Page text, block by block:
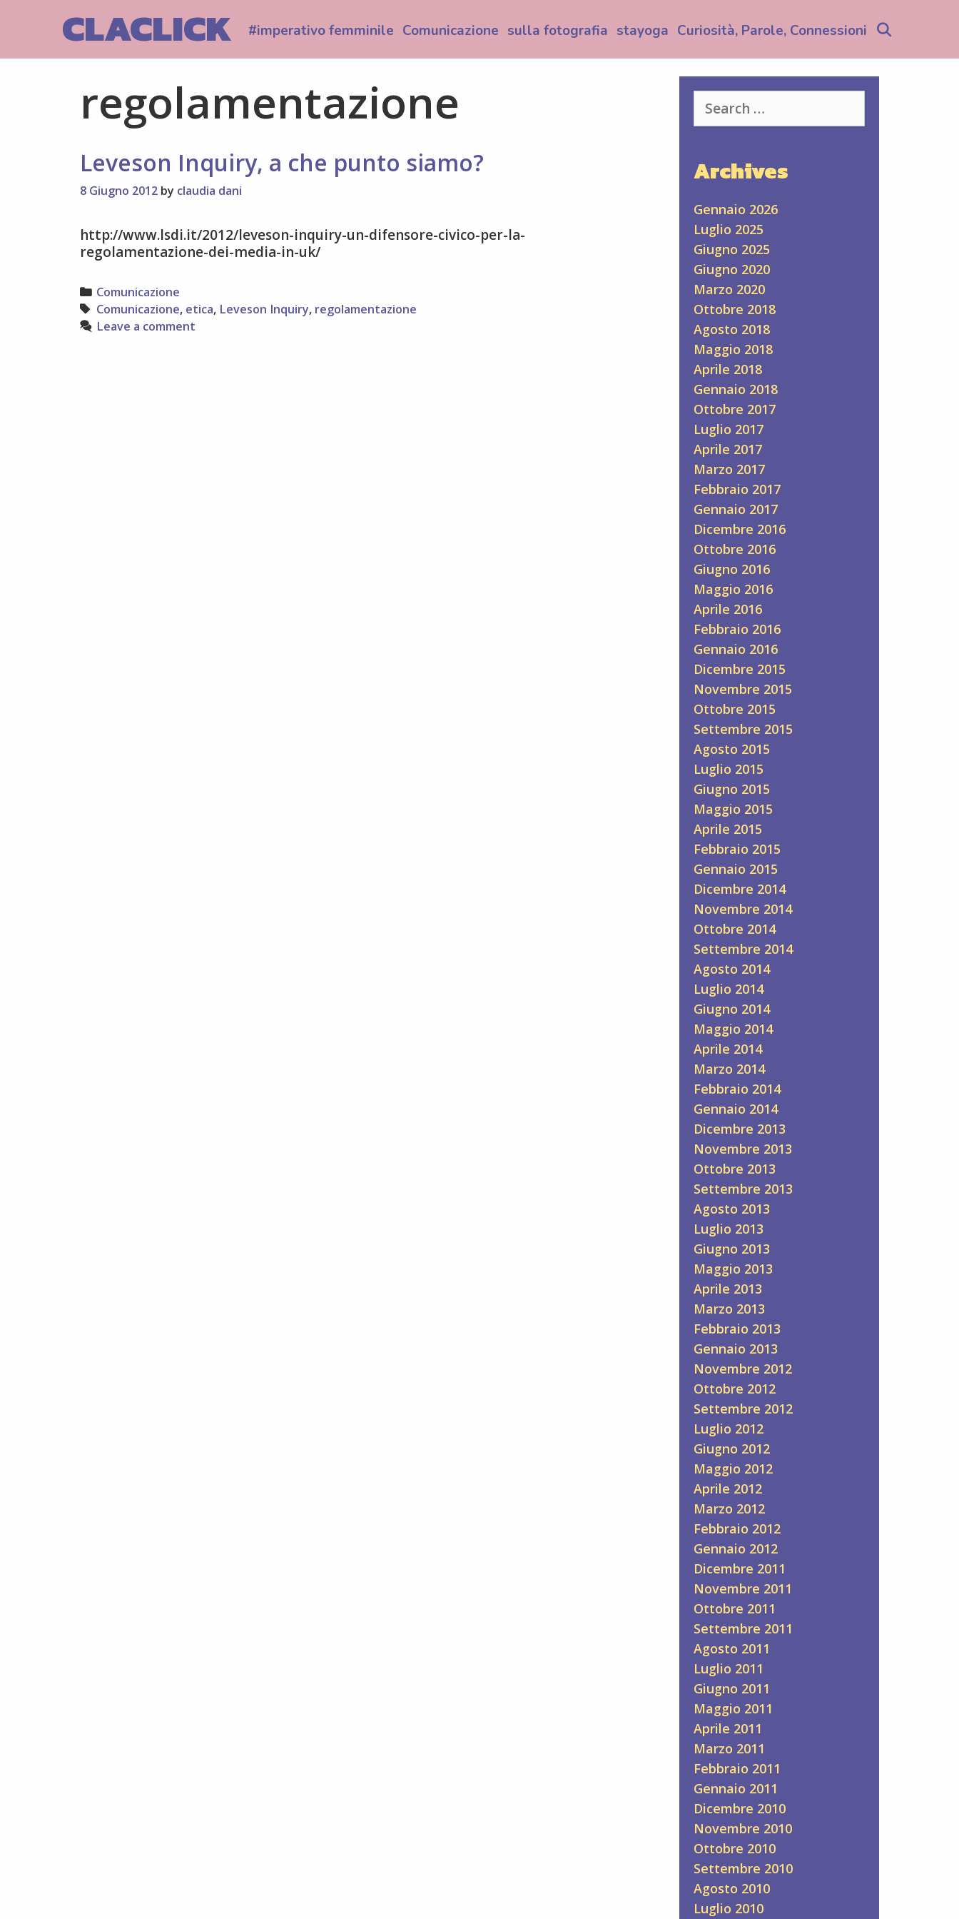
CLACLICK #imperativo femminile Comunicazione sulla fotografia stayoga Curiosità, Parole, Connessioni
regolamentazione
Leveson Inquiry, a che punto siamo?
8 Giugno 2012 by claudia dani
http://www.lsdi.it/2012/leveson-inquiry-un-difensore-civico-per-la-
regolamentazione-dei-media-in-uk/
Categories
Comunicazione
Tags
Comunicazione, etica, Leveson Inquiry, regolamentazione
Leave a comment
for:
Archives
Gennaio 2026
Luglio 2025
Giugno 2025
Giugno 2020
Marzo 2020
Ottobre 2018
Agosto 2018
Maggio 2018
Aprile 2018
Gennaio 2018
Ottobre 2017
Luglio 2017
Aprile 2017
Marzo 2017
Febbraio 2017
Gennaio 2017
Dicembre 2016
Ottobre 2016
Giugno 2016
Maggio 2016
Aprile 2016
Febbraio 2016
Gennaio 2016
Dicembre 2015
Novembre 2015
Ottobre 2015
Settembre 2015
Agosto 2015
Luglio 2015
Giugno 2015
Maggio 2015
Aprile 2015
Febbraio 2015
Gennaio 2015
Dicembre 2014
Novembre 2014
Ottobre 2014
Settembre 2014
Agosto 2014
Luglio 2014
Giugno 2014
Maggio 2014
Aprile 2014
Marzo 2014
Febbraio 2014
Gennaio 2014
Dicembre 2013
Novembre 2013
Ottobre 2013
Settembre 2013
Agosto 2013
Luglio 2013
Giugno 2013
Maggio 2013
Aprile 2013
Marzo 2013
Febbraio 2013
Gennaio 2013
Novembre 2012
Ottobre 2012
Settembre 2012
Luglio 2012
Giugno 2012
Maggio 2012
Aprile 2012
Marzo 2012
Febbraio 2012
Gennaio 2012
Dicembre 2011
Novembre 2011
Ottobre 2011
Settembre 2011
Agosto 2011
Luglio 2011
Giugno 2011
Maggio 2011
Aprile 2011
Marzo 2011
Febbraio 2011
Gennaio 2011
Dicembre 2010
Novembre 2010
Ottobre 2010
Settembre 2010
Agosto 2010
Luglio 2010